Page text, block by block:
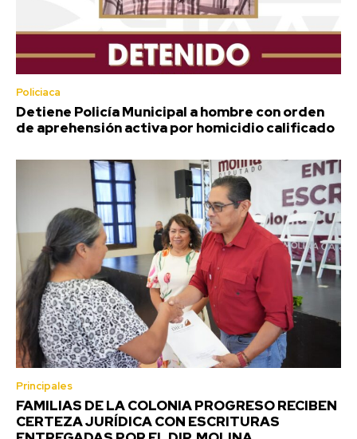
Policiaca
Detiene Policía Municipal a hombre con orden
de aprehensión activa por homicidio calificado
Principales
FAMILIAS DE LA COLONIA PROGRESO RECIBEN
CERTEZA JURÍDICA CON ESCRITURAS